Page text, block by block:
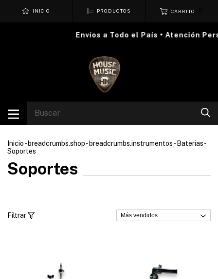
INICIO PRODUCTOS CARRITO
Envíos a Todo el País • Atención
Inicio- breadcrumbs.shop- breadcrumbs.instrumentos- Baterias-
Soportes
Soportes
Filtrar